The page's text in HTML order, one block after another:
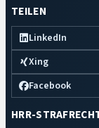
TEILEN
LinkedIn
Xing
Facebook
HRR-